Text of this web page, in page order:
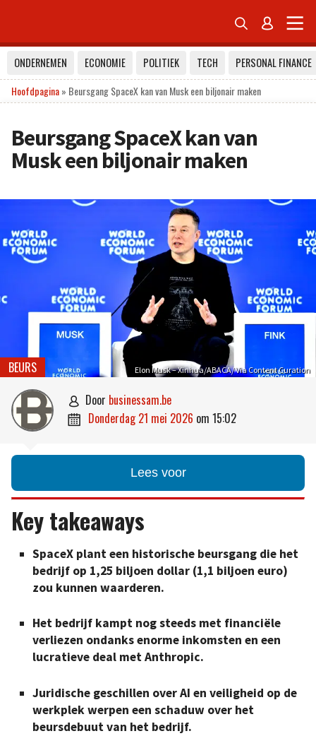
 
ONDERNEMEN ECONOMIE POLITIEK TECH
PERSONAL FINANCE
Hoofdpagina» Beursgang SpaceX kan van Musk een biljonair maken
Beursgang SpaceX kan van
Musk een biljonair maken
Elon Musk – Xinhua/ABACA/ Via Content Curation
BEURS
 door businessam.be
 donderdag 21 mei 2026 om 15:02
Lees voor
Key takeaways
SpaceX plant een historische beursgang die het
bedrijf op 1,25 biljoen dollar (1,1 biljoen euro)
zou kunnen waarderen.
Het bedrijf kampt nog steeds met financiële
verliezen ondanks enorme inkomsten en een
lucratieve deal met Anthropic.
Juridische geschillen over AI en veiligheid op de
werkplek werpen een schaduw over het
beursdebuut van het bedrijf.